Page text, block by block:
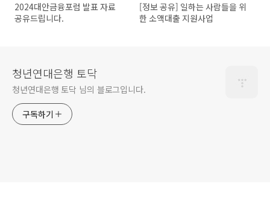
2024대안금융포럼 발표 자료
공유드립니다.
[정보 공유] 일하는 사람들을 위
한 소액대출 지원사업
청년연대은행 토닥
청년연대은행 토닥 님의 블로그입니다.
구독하기